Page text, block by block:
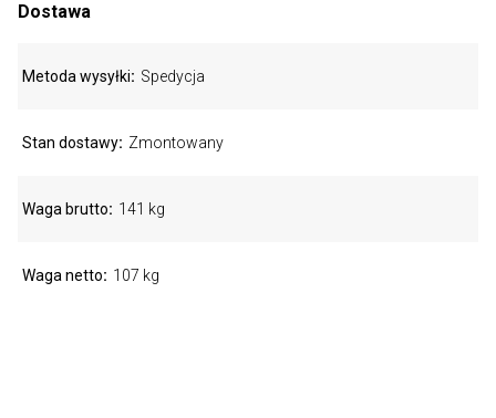
Dostawa
Metoda wysyłki Spedycja
Stan dostawy Zmontowany
Waga brutto 141 kg
Waga netto 107 kg